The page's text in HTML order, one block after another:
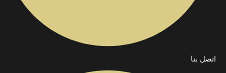
اتصل بنا